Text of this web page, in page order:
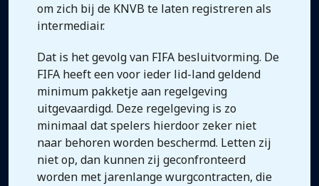
om zich bij de KNVB te laten registreren als
intermediair.
Dat is het gevolg van FIFA besluitvorming. De
FIFA heeft een voor ieder lid-land geldend
minimum pakketje aan regelgeving
uitgevaardigd. Deze regelgeving is zo
minimaal dat spelers hierdoor zeker niet
naar behoren worden beschermd. Letten zij
niet op, dan kunnen zij geconfronteerd
worden met jarenlange wurgcontracten, die